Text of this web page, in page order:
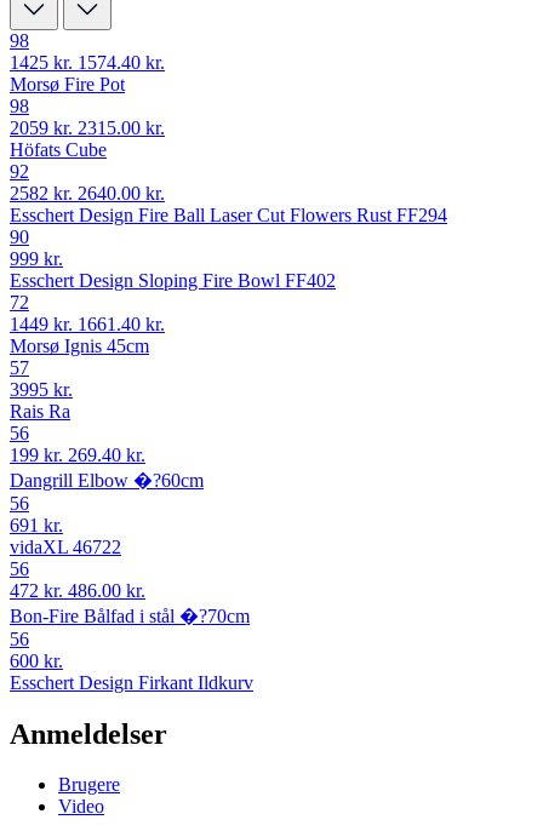
98
1425 kr. 1574.40 kr.
Morsø Fire Pot
98
2059 kr. 2315.00 kr.
Höfats Cube
92
2582 kr. 2640.00 kr.
Esschert Design Fire Ball Laser Cut Flowers Rust FF294
90
999 kr.
Esschert Design Sloping Fire Bowl FF402
72
1449 kr. 1661.40 kr.
Morsø Ignis 45cm
57
3995 kr.
Rais Ra
56
199 kr. 269.40 kr.
Dangrill Elbow �?60cm
56
691 kr.
vidaXL 46722
56
472 kr. 486.00 kr.
Bon-Fire Bålfad i stål �?70cm
56
600 kr.
Esschert Design Firkant Ildkurv
Anmeldelser
Brugere
Video